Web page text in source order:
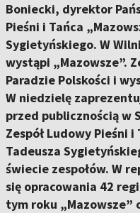
Boniecki, dyrektor
Pieśni i Tańca
Sygietyńskiego. W
wystąpi „Mazowsze”.
Paradzie Polskości i
W niedzielę
przed publicznością w
Zespół Ludowy Pieśni
Tadeusza
świecie zespołów. W
się opracowania 42
tym roku „Mazowsze”